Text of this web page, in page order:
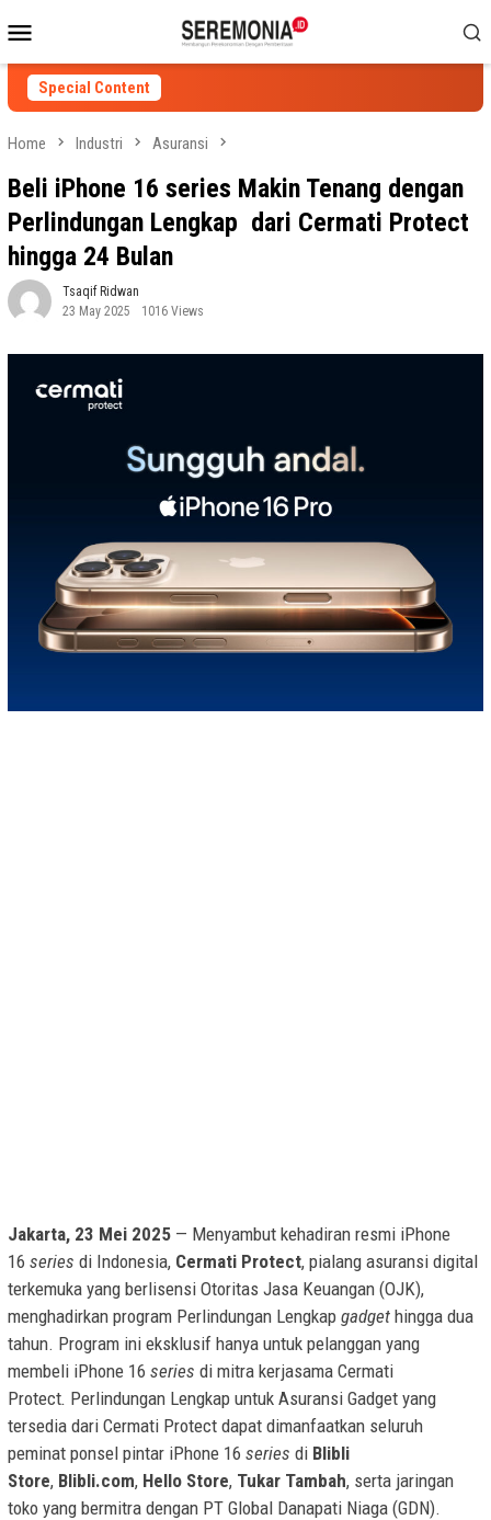
to
contentMenu
Special Content
Home Industri Asuransi
Beli iPhone 16 series Makin Tenang dengan
Perlindungan Lengkap dari Cermati Protect
hingga 24 Bulan
Tsaqif Ridwan
23 May 2025
1016 Views
Jakarta, 23 Mei 2025 — Menyambut kehadiran resmi iPhone
16 series di Indonesia, Cermati Protect, pialang asuransi digital
terkemuka yang berlisensi Otoritas Jasa Keuangan (OJK),
menghadirkan program Perlindungan Lengkap gadget hingga dua
tahun. Program ini eksklusif hanya untuk pelanggan yang
membeli iPhone 16 series di mitra kerjasama Cermati
Protect. Perlindungan Lengkap untuk Asuransi Gadget yang
tersedia dari Cermati Protect dapat dimanfaatkan seluruh
peminat ponsel pintar iPhone 16 series di Blibli
Store, Blibli.com, Hello Store, Tukar Tambah, serta jaringan
toko yang bermitra dengan PT Global Danapati Niaga (GDN).